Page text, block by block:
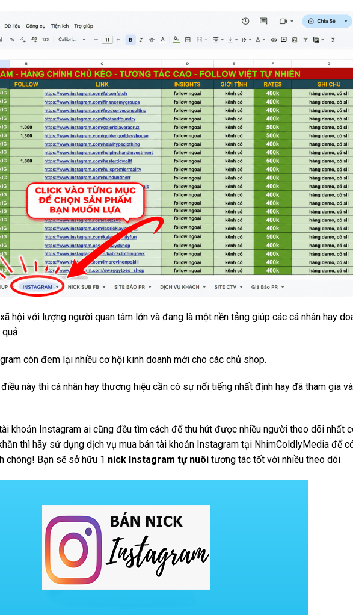
hội với lượng người quan tâm lớn và đang là một nền tảng giúp các cá nhân hay
còn đem lại nhiều cơ hội kinh doanh mới cho các chủ shop.
này thì cá nhân hay thương hiệu cần có sự nổi tiếng nhất định hay đã tham gia
khoản Instagram ai cũng đều tìm cách để thu hút được nhiều người theo dõi nhất
thì hãy sử dụng dịch vụ mua bán tài khoản Instagram tại NhimColdlyMedia để
chóng! Bạn sẽ sở hữu 1 nick Instagram tự nuôi tương tác tốt với nhiều theo dõi